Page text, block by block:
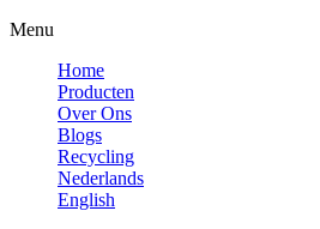
Menu
Home
Producten
Over Ons
Blogs
Recycling
Nederlands
English